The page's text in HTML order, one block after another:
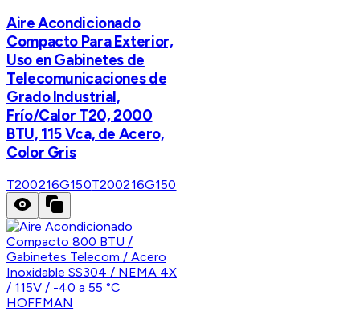
Aire Acondicionado
Compacto Para Exterior,
Uso en Gabinetes de
Telecomunicaciones de
Grado Industrial,
Frío/Calor T20, 2000
BTU, 115 Vca, de Acero,
Color Gris
T200216G150T200216G150
HOFFMAN